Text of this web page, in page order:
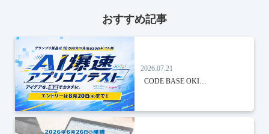
おすすめ記事
2026.07.21
CODE BASE OKI…